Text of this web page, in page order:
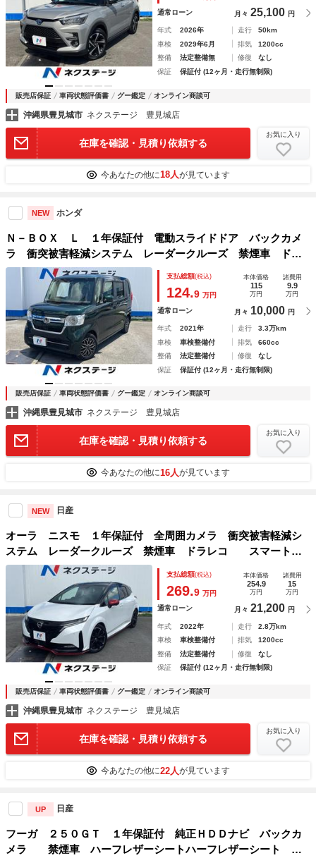
通常ローン
月々 25,100 円
年式 2026年 走行
50km
車検
2029年6月 排気
1200cc
整備
法定整備無 修復
なし
保証
保証付 (12ヶ月・走行無制限)
販売店保証 車両状態評価書 グー鑑定 オンライン商談可
沖縄県豊見城市 ネクステージ 豊見城店
在庫を確認・見積り依頼する
お気に入り
今あなたの他に18人が見ています
NEW ホンダ
Ｎ－ＢＯＸ Ｌ １年保証付 電動スライドドア バックカメ
ラ 衝突被害軽減システム レーダークルーズ 禁煙車 ドラ
レコ コーナーセンサー スマートキー ＬＥＤヘッド ビル
トインＥＴＣ オートライト オートエアコン
支払総額(税込)
124.9 万円
本体価格
115
万円
諸費用
9.9
万円
通常ローン 月々 10,000 円
年式 2021年 走行
3.3万km
車検
車検整備付 排気
660cc
整備
法定整備付 修復
なし
保証
保証付 (12ヶ月・走行無制限)
販売店保証 車両状態評価書 グー鑑定 オンライン商談可
沖縄県豊見城市 ネクステージ 豊見城店
在庫を確認・見積り依頼する
お気に入り
今あなたの他に16人が見ています
NEW 日産
オーラ ニスモ １年保証付 全周囲カメラ 衝突被害軽減シ
ステム レーダークルーズ 禁煙車 ドラレコ スマートキ
ー ＬＥＤヘッド ＥＴＣ２．０ 純正１７インチアルミ オ
ートハイビーム 車線逸脱警報 オートライト
支払総額(税込)
269.9 万円
本体価格
254.9
万円
諸費用
15
万円
通常ローン 月々 21,200 円
年式 2022年 走行
2.8万km
車検
車検整備付 排気
1200cc
整備
法定整備付 修復
なし
保証
保証付 (12ヶ月・走行無制限)
販売店保証 車両状態評価書 グー鑑定 オンライン商談可
沖縄県豊見城市 ネクステージ 豊見城店
在庫を確認・見積り依頼する
お気に入り
今あなたの他に22人が見ています
UP 日産
フーガ ２５０ＧＴ １年保証付 純正ＨＤＤナビ バックカ
メラ 禁煙車 ハーフレザーシートハーフレザーシート ス